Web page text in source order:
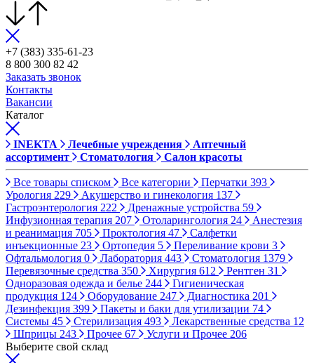
+7 (383) 335-61-23
8 800 300 82 42
Заказать звонок
Контакты
Вакансии
Каталог
INEKTA Лечебные учреждения
Аптечный
ассортимент
Стоматология Салон красоты
Все товары списком Все категории Перчатки 393
Урология 229 Акушерство и гинекология 137
Гастроэнтерология 222 Дренажные устройства 59
Инфузионная терапия 207 Отоларингология 24
Анестезия
и реанимация 705 Проктология 47
Салфетки
инъекционные 23 Ортопедия 5 Переливание крови 3
Офтальмология 0 Лаборатория 443 Стоматология 1379
Перевязочные средства 350 Хирургия 612 Рентген 31
Одноразовая одежда и белье 244
Гигиеническая
продукция 124 Оборудование 247 Диагностика 201
Дезинфекция 399 Пакеты и баки для утилизации 74
Системы 45 Стерилизация 493 Лекарственные средства 12
Шприцы 243 Прочее 67 Услуги и Прочее 206
Выберите свой склад